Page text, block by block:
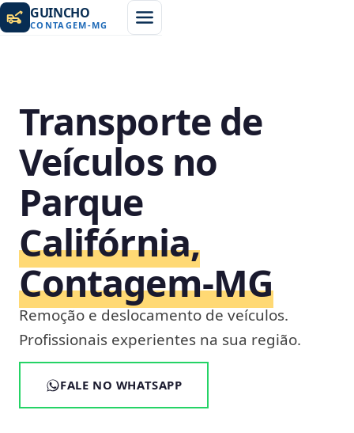
GUINCHO
CONTAGEM-MG
Transporte de
Veículos no
Parque
Califórnia,
Contagem‑MG
Remoção e deslocamento de veículos.
Profissionais experientes na sua região.
FALE NO WHATSAPP